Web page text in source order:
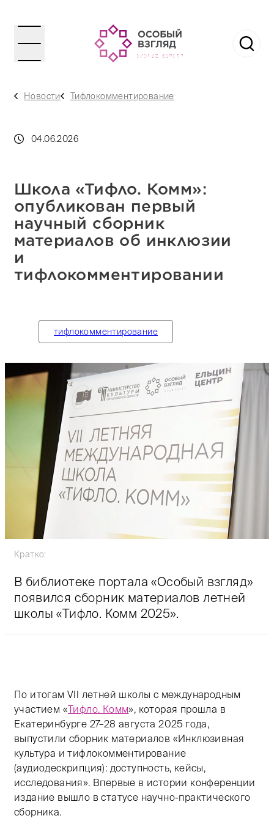
Новости Тифлокомментирование
04.06.2026
Школа «Тифло. Комм»:
опубликован первый
научный сборник
материалов об инклюзии
и
тифлокомментировании
тифлокомментирование
Кратко:
В библиотеке портала «Особый взгляд»
появился сборник материалов летней
школы «Тифло. Комм 2025».
По итогам VII летней школы с международным
участием «Тифло. Комм», которая прошла в
Екатеринбурге 27–28 августа 2025 года,
выпустили сборник материалов «Инклюзивная
культура и тифлокомментирование
(аудиодескрипция): доступность, кейсы,
исследования». Впервые в истории конференции
издание вышло в статусе научно-практического
сборника.